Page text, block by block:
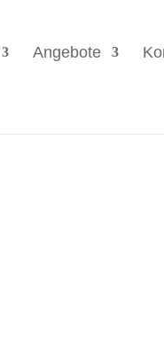
Angebote